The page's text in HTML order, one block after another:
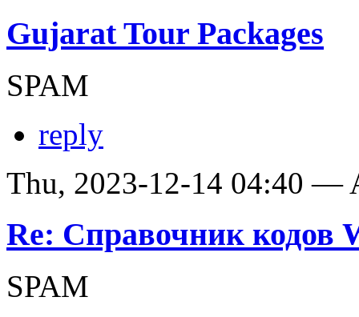
Gujarat Tour Packages
SPAM
reply
Thu, 2023-12-14 04:40 —
Re: Справочник кодов
SPAM